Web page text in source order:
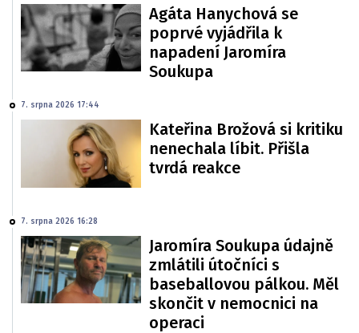
Agáta Hanychová se
poprvé vyjádřila k
napadení Jaromíra
Soukupa
7. srpna 2026 17:44
Kateřina Brožová si kritiku
nenechala líbit. Přišla
tvrdá reakce
7. srpna 2026 16:28
Jaromíra Soukupa údajně
zmlátili útočníci s
baseballovou pálkou. Měl
skončit v nemocnici na
operaci